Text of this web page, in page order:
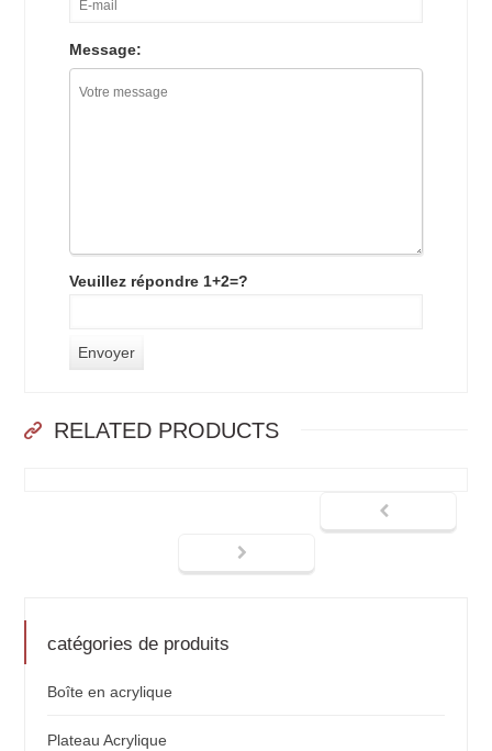
Message:
Veuillez répondre 1+2=?
RELATED PRODUCTS
catégories de produits
Boîte en acrylique
Plateau Acrylique